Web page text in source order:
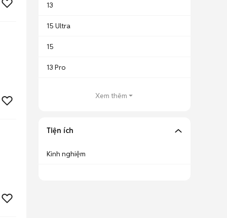
13
15 Ultra
15
13 Pro
Xem thêm
Tiện ích
Kinh nghiệm